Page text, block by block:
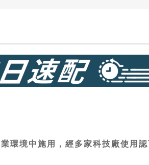
環境中施用，經多家科技廠使用認